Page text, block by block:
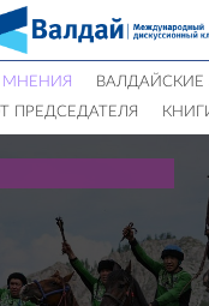
МНЕНИЯ
ВАЛДАЙСКИЕ
ПРЕДСЕДАТЕЛЯ